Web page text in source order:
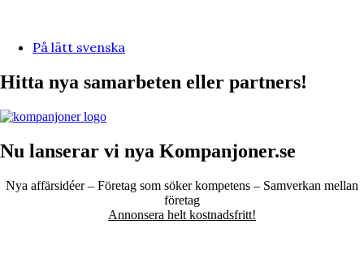
På lätt svenska
Hitta nya samarbeten eller partners!
Nu lanserar vi nya Kompanjoner.se
Nya affärsidéer – Företag som söker kompetens – Samverkan mellan
företag
Annonsera helt kostnadsfritt!